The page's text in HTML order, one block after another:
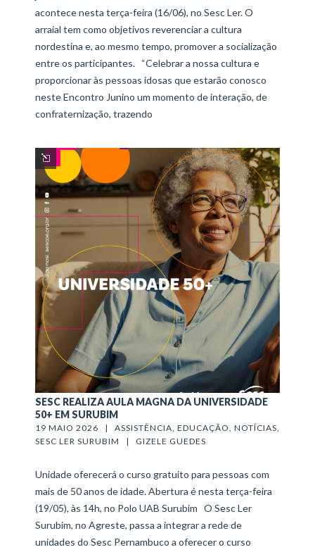
acontece nesta terça-feira (16/06), no Sesc Ler. O
arraial tem como objetivos reverenciar a cultura
nordestina e, ao mesmo tempo, promover a socialização
entre os participantes. “Celebrar a nossa cultura e
proporcionar às pessoas idosas que estarão conosco
neste Encontro Junino um momento de interação, de
confraternização, trazendo
SESC REALIZA AULA MAGNA DA UNIVERSIDADE
50+ EM SURUBIM
19 MAIO 2026   | ASSISTÊNCIA, EDUCAÇÃO, NOTÍCIAS
SESC LER SURUBIM
   |
GIZELE GUEDES
Unidade oferecerá o curso gratuito para pessoas com
mais de 50 anos de idade. Abertura é nesta terça-feira
(19/05), às 14h, no Polo UAB Surubim O Sesc Ler
Surubim, no Agreste, passa a integrar a rede de
unidades do Sesc Pernambuco a oferecer o curso